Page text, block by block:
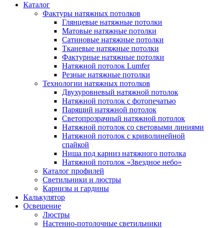
Каталог
Фактуры натяжных потолков
Глянцевые натяжные потолки
Матовые натяжные потолки
Сатиновые натяжные потолки
Тканевые натяжные потолки
Фактурные натяжные потолки
Натяжной потолок Lumfer
Резные натяжные потолки
Технологии натяжных потолков
Двухуровневый натяжной потолок
Натяжной потолок с фотопечатью
Парящий натяжной потолок
Светопрозрачный натяжной потолок
Натяжной потолок со световыми линиями
Натяжной потолок с криволинейной
спайкой
Ниша под карниз натяжного потолка
Натяжной потолок «Звездное небо»
Каталог профилей
Светильники и люстры
Карнизы и гардины
Калькулятор
Освещение
Люстры
Настенно-потолочные светильники